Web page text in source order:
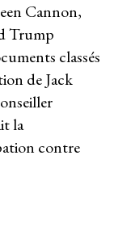
Cannon,
Trump
classés
de Jack
la
contre